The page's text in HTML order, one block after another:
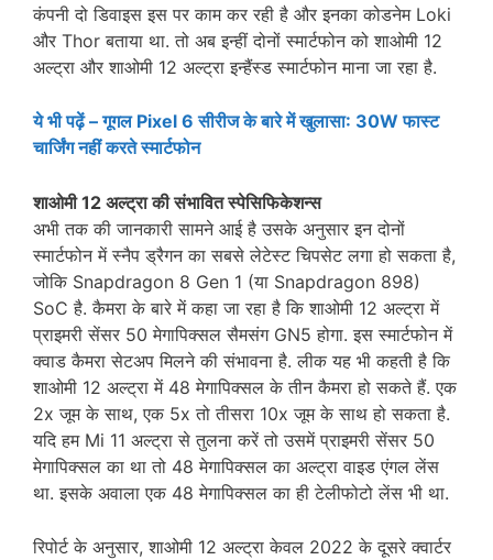
कंपनी दो डिवाइस इस पर काम कर रही है और इनका कोडनेम Loki
और Thor बताया था. तो अब इन्हीं दोनों स्मार्टफोन को शाओमी 12
अल्ट्रा और शाओमी 12 अल्ट्रा इन्हैंस्ड स्मार्टफोन माना जा रहा है.
ये भी पढ़ें – गूगल Pixel 6 सीरीज के बारे में खुलासा: 30W फास्ट
चार्जिंग नहीं करते स्मार्टफोन
शाओमी 12 अल्ट्रा की संभावित स्पेसिफिकेशन्स
अभी तक की जानकारी सामने आई है उसके अनुसार इन दोनों
स्मार्टफोन में स्नैप ड्रैगन का सबसे लेटेस्ट चिपसेट लगा हो सकता है,
जोकि Snapdragon 8 Gen 1 (या Snapdragon 898)
SoC है. कैमरा के बारे में कहा जा रहा है कि शाओमी 12 अल्ट्रा में
प्राइमरी सेंसर 50 मेगापिक्सल सैमसंग GN5 होगा. इस स्मार्टफोन में
क्वाड कैमरा सेटअप मिलने की संभावना है. लीक यह भी कहती है कि
शाओमी 12 अल्ट्रा में 48 मेगापिक्सल के तीन कैमरा हो सकते हैं. एक
2x जूम के साथ, एक 5x तो तीसरा 10x जूम के साथ हो सकता है.
यदि हम Mi 11 अल्ट्रा से तुलना करें तो उसमें प्राइमरी सेंसर 50
मेगापिक्सल का था तो 48 मेगापिक्सल का अल्ट्रा वाइड एंगल लेंस
था. इसके अवाला एक 48 मेगापिक्सल का ही टेलीफोटो लेंस भी था.
रिपोर्ट के अनुसार, शाओमी 12 अल्ट्रा केवल 2022 के दूसरे क्वार्टर